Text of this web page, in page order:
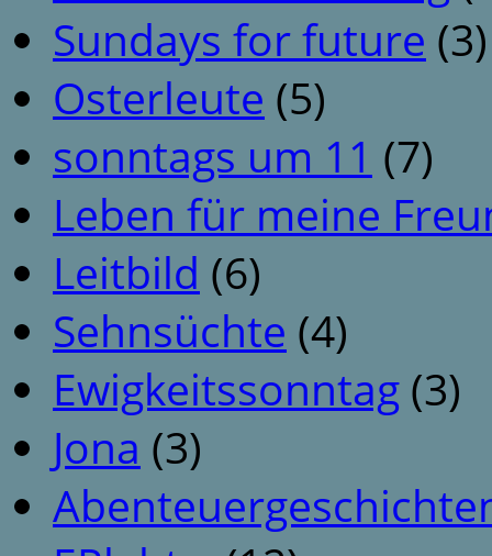
Sundays for future (3)
Osterleute (5)
sonntags um 11 (7)
Leben für meine
Leitbild (6)
Sehnsüchte (4)
Ewigkeitssonntag (3)
Jona (3)